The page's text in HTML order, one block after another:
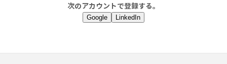
次のアカウントで登録する。
Google LinkedIn